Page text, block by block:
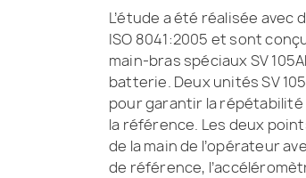
L’étude a été réalisée avec
ISO 8041:2005 et sont
main-bras spéciaux SV
batterie. Deux unités SV
pour garantir la répétabilité
la référence. Les deux
de la main de l’opérateur
de référence,